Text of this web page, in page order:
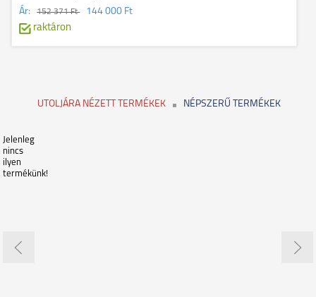
Ár: 152 371 Ft
144 000 Ft
raktáron
UTOLJÁRA NÉZETT TERMÉKEK NÉPSZERŰ TERMÉKEK
Jelenleg
nincs
ilyen
termékünk!